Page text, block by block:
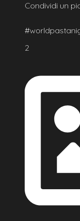
Condividi un
2